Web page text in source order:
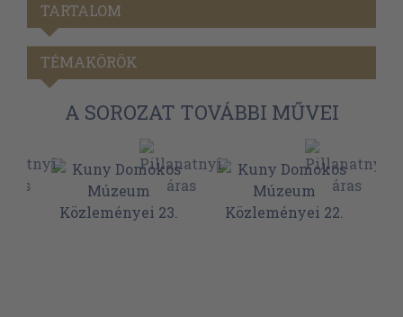
TARTALOM
TÉMAKÖRÖK
A SOROZAT TOVÁBBI MŰVEI